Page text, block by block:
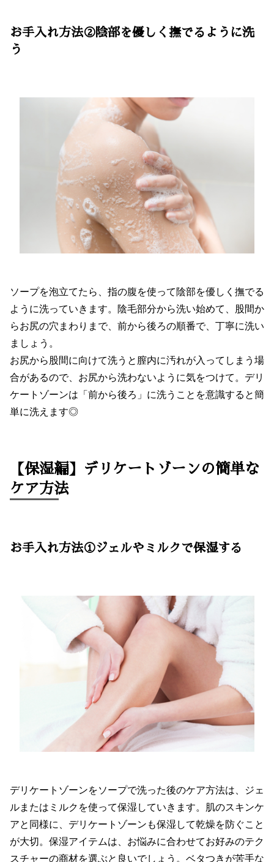
お手入れ方法②陰部を優しく撫でるように洗
う
ソープを泡立てたら、指の腹を使って陰部を優しく撫でる
ように洗っていきます。陰毛部分から洗い始めて、股間か
らお尻の穴まわりまで、前から後ろの順番で、丁寧に洗い
ましょう。
お尻から股間に向けて洗うと膣内に汚れが入ってしまう場
合があるので、お尻から洗わないように気をつけて。デリ
ケートゾーンは「前から後ろ」に洗うことを意識すると簡
単に洗えます◎
【保湿編】デリケートゾーンの簡単な
ケア方法
お手入れ方法①ジェルやミルクで保湿する
デリケートゾーンをソープで洗った後のケア方法は、ジェ
ルまたはミルクを使って保湿していきます。肌のスキンケ
アと同様に、デリケートゾーンも保湿して乾燥を防ぐこと
が大切。保湿アイテムは、お悩みに合わせてお好みのテク
スチャーの商材を選ぶと良いでしょう。ベタつきが苦手な